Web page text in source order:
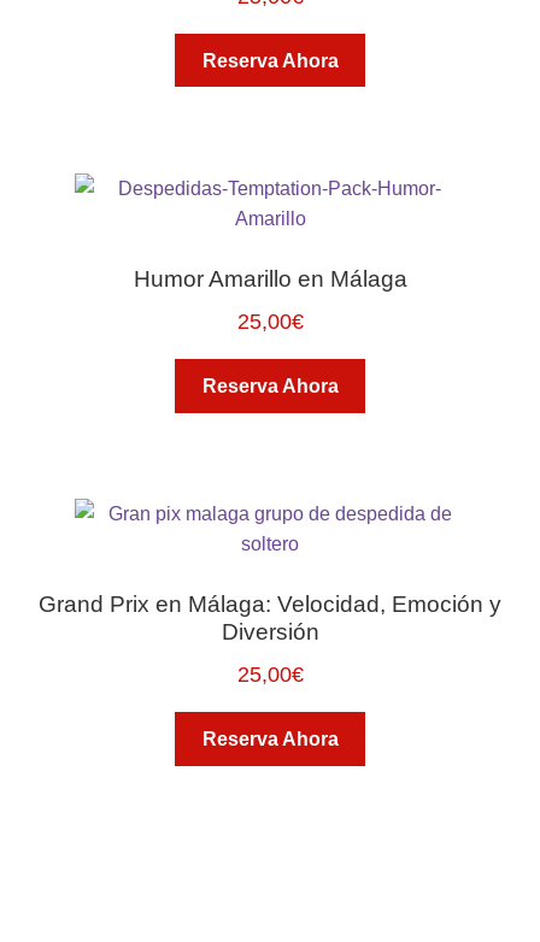
Reserva Ahora
Humor Amarillo en Málaga
25,00€
Reserva Ahora
Grand Prix en Málaga: Velocidad, Emoción y
Diversión
25,00€
Reserva Ahora